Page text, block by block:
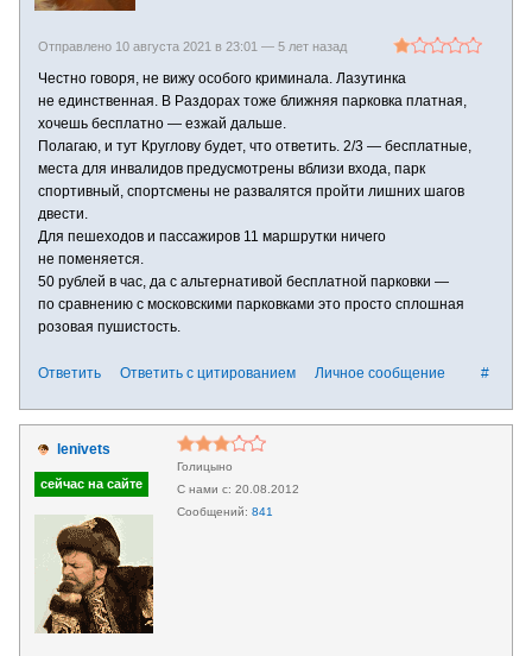
Отправлено 10 августа 2021 в 23:01 — 5 лет назад
Честно говоря, не вижу особого криминала. Лазутинка
не единственная. В Раздорах тоже ближняя парковка платная,
хочешь бесплатно — езжай дальше.
Полагаю, и тут Круглову будет, что ответить. 2/3 — бесплатные,
места для инвалидов предусмотрены вблизи входа, парк
спортивный, спортсмены не развалятся пройти лишних шагов
двести.
Для пешеходов и пассажиров 11 маршрутки ничего
не поменяется.
50 рублей в час, да с альтернативой бесплатной парковки —
по сравнению с московскими парковками это просто сплошная
розовая пушистость.
#
Ответить Ответить с цитированием Личное сообщение
lenivets
Голицыно
20.08.2012
841